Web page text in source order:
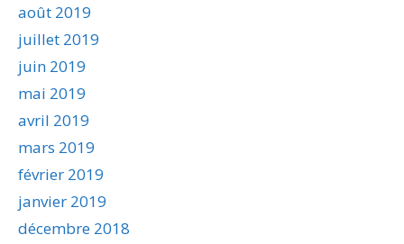
août 2019
juillet 2019
juin 2019
mai 2019
avril 2019
mars 2019
février 2019
janvier 2019
décembre 2018